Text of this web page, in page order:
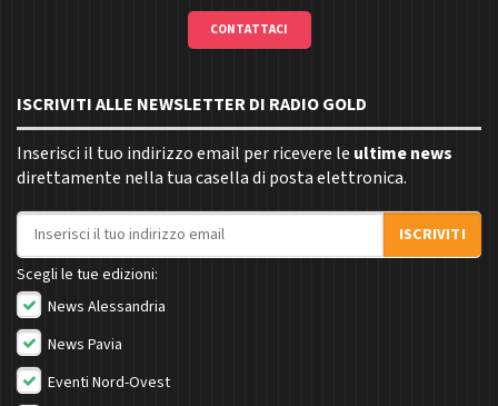
CONTATTACI
ISCRIVITI ALLE NEWSLETTER DI RADIO GOLD
Inserisci il tuo indirizzo email per ricevere le ultime news
direttamente nella tua casella di posta elettronica.
Indirizzo email
ISCRIVITI
Scegli le tue edizioni:
News Alessandria
News Pavia
Eventi Nord-Ovest